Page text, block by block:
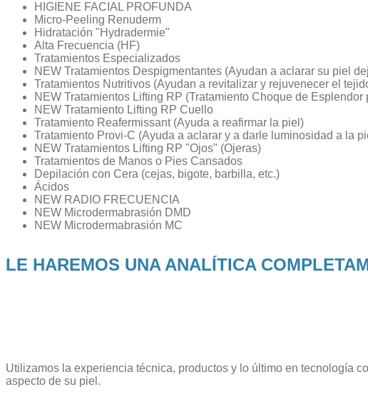
HIGIENE FACIAL PROFUNDA
Micro-Peeling Renuderm
Hidratación "Hydradermie"
Alta Frecuencia (HF)
Tratamientos Especializados
NEW Tratamientos Despigmentantes (Ayudan a aclarar su piel
Tratamientos Nutritivos (Ayudan a revitalizar y rejuvenecer el
NEW Tratamientos Lifting RP (Tratamiento Choque de Esplendor
NEW Tratamiento Lifting RP Cuello
Tratamiento Reafermissant (Ayuda a reafirmar la piel)
Tratamiento Provi-C (Ayuda a aclarar y a darle luminosidad a la
NEW Tratamientos Lifting RP "Ojos" (Ojeras)
Tratamientos de Manos o Pies Cansados
Depilación con Cera (cejas, bigote, barbilla, etc.)
Ácidos
NEW RADIO FRECUENCIA
NEW Microdermabrasión DMD
NEW Microdermabrasión MC
LE HAREMOS UNA ANALÍTICA
Utilizamos la experiencia técnica, productos y lo último en tecnología
aspecto de su piel.